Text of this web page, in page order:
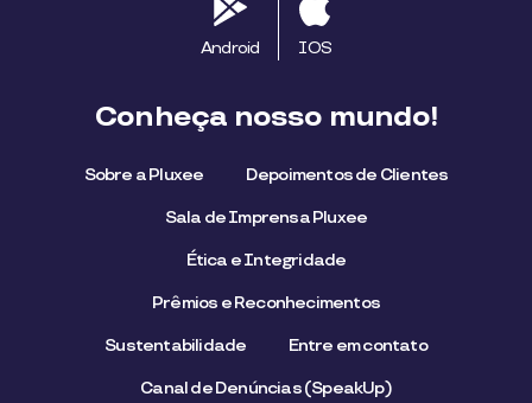
Android IOS
Conheça nosso mundo!
Sobre a Pluxee Depoimentos de Clientes
Sala de Imprensa Pluxee
Ética e Integridade
Prêmios e Reconhecimentos
Sustentabilidade Entre em contato
Canal de Denúncias (SpeakUp)